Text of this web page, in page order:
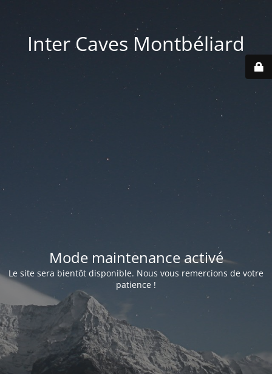
Inter Caves Montbéliard
Mode maintenance activé
Le site sera bientôt disponible. Nous vous remercions de votre
patience !